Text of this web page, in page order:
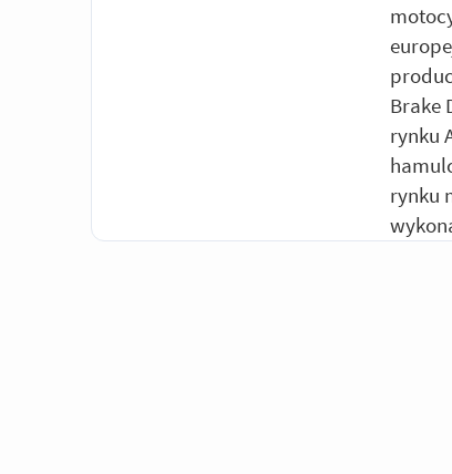
Brake
rynku
rynku